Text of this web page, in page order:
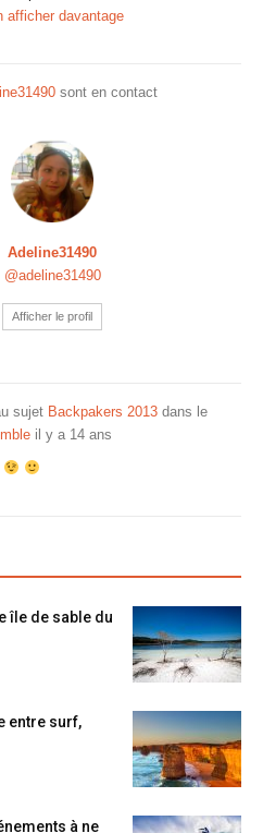
afficher davantage
sont en contact
Adeline31490
@adeline31490
Afficher le profil
sujet Backpakers 2013 dans le
il y a 14 ans
île de sable du
entre surf,
à ne